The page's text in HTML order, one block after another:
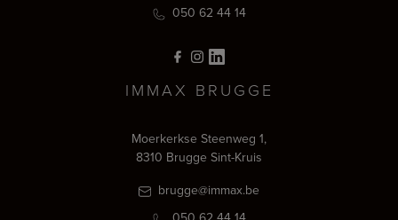
050 62 44 14
IMMAX BRUGGE
Moerkerkse Steenweg 1,
8310 Brugge Sint-Kruis
brugge@immax.be